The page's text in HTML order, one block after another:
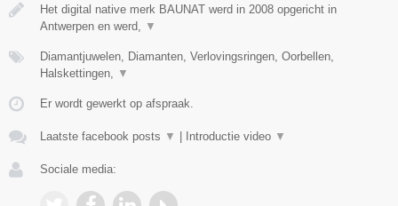
Het digital native merk BAUNAT werd in 2008 opgericht in
Antwerpen en werd, ▼
Diamantjuwelen, Diamanten, Verlovingsringen, Oorbellen,
Halskettingen, ▼
Er wordt gewerkt op afspraak.
Laatste facebook posts ▼ Introductie video ▼
Sociale media: